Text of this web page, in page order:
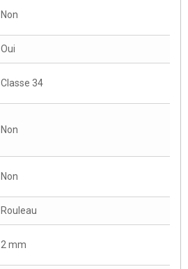
Non
Oui
Classe 34
Non
Non
Rouleau
2 mm